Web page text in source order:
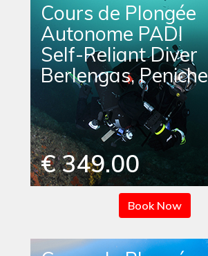
Cours de Plongée
Autonome PADI
Self-Reliant Diver
Berlengas, Peniche
€ 349.00
Book Now